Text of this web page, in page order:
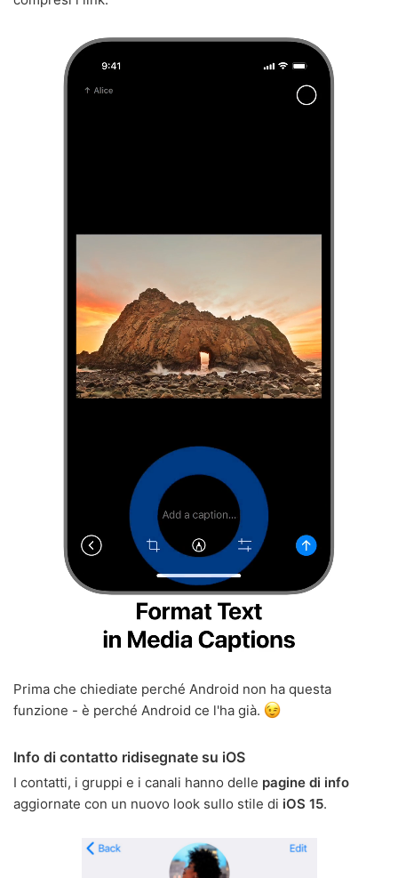
Prima che chiediate perché Android non ha questa
funzione - è perché Android ce l'ha già.
Info di contatto ridisegnate su iOS
I contatti, i gruppi e i canali hanno delle pagine di info
aggiornate con un nuovo look sullo stile di iOS 15.